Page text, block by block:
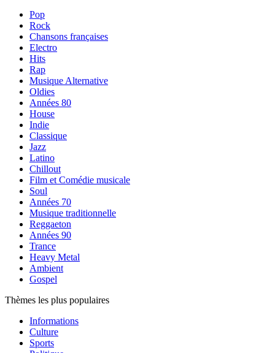
Pop
Rock
Chansons françaises
Electro
Hits
Rap
Musique Alternative
Oldies
Années 80
House
Indie
Classique
Jazz
Latino
Chillout
Film et Comédie musicale
Soul
Années 70
Musique traditionnelle
Reggaeton
Années 90
Trance
Heavy Metal
Ambient
Gospel
Thèmes les plus populaires
Informations
Culture
Sports